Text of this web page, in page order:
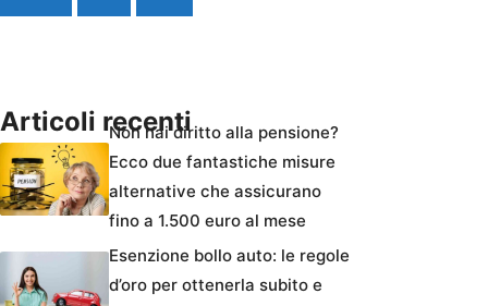
Articoli recentiNon hai diritto alla pensione?
Ecco due fantastiche misure
alternative che assicurano
fino a 1.500 euro al mese
Esenzione bollo auto: le regole
d’oro per ottenerla subito e